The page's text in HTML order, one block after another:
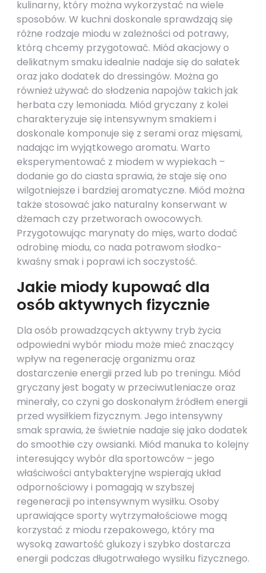
kulinarny, który można wykorzystać na wiele
sposobów. W kuchni doskonale sprawdzają się
różne rodzaje miodu w zależności od potrawy,
którą chcemy przygotować. Miód akacjowy o
delikatnym smaku idealnie nadaje się do sałatek
oraz jako dodatek do dressingów. Można go
również używać do słodzenia napojów takich jak
herbata czy lemoniada. Miód gryczany z kolei
charakteryzuje się intensywnym smakiem i
doskonale komponuje się z serami oraz mięsami,
nadając im wyjątkowego aromatu. Warto
eksperymentować z miodem w wypiekach –
dodanie go do ciasta sprawia, że staje się ono
wilgotniejsze i bardziej aromatyczne. Miód można
także stosować jako naturalny konserwant w
dżemach czy przetworach owocowych.
Przygotowując marynaty do mięs, warto dodać
odrobinę miodu, co nada potrawom słodko-
kwaśny smak i poprawi ich soczystość.
Jakie miody kupować dla
osób aktywnych fizycznie
Dla osób prowadzących aktywny tryb życia
odpowiedni wybór miodu może mieć znaczący
wpływ na regenerację organizmu oraz
dostarczenie energii przed lub po treningu. Miód
gryczany jest bogaty w przeciwutleniacze oraz
minerały, co czyni go doskonałym źródłem energii
przed wysiłkiem fizycznym. Jego intensywny
smak sprawia, że świetnie nadaje się jako dodatek
do smoothie czy owsianki. Miód manuka to kolejny
interesujący wybór dla sportowców – jego
właściwości antybakteryjne wspierają układ
odpornościowy i pomagają w szybszej
regeneracji po intensywnym wysiłku. Osoby
uprawiające sporty wytrzymałościowe mogą
korzystać z miodu rzepakowego, który ma
wysoką zawartość glukozy i szybko dostarcza
energii podczas długotrwałego wysiłku fizycznego.